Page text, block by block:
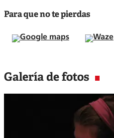
Para que no te pierdas
Google maps Waze
Galería de fotos